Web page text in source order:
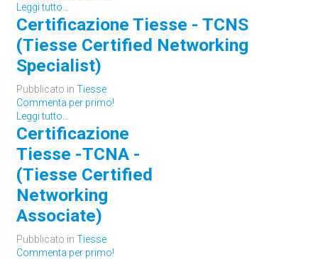
Leggi tutto...
Certificazione Tiesse - TCNS
(Tiesse Certified Networking
Specialist)
Pubblicato in Tiesse
Commenta per primo!
Leggi tutto...
Certificazione
Tiesse -TCNA -
(Tiesse Certified
Networking
Associate)
Pubblicato in Tiesse
Commenta per primo!